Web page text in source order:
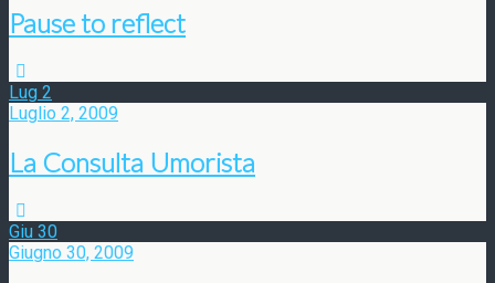
Pause to reflect
Lug 2
Luglio 2, 2009
La Consulta Umorista
Giu 30
Giugno 30, 2009